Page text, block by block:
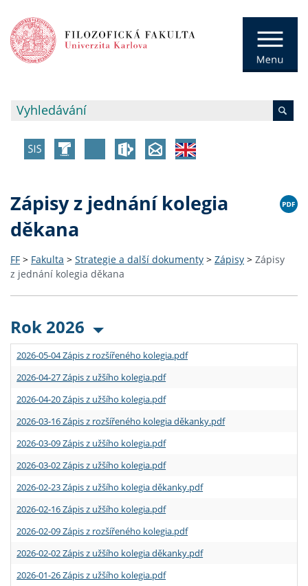
Zápisy z jednání kolegia
děkana
FF > Fakulta > Strategie a další dokumenty > Zápisy > Zápisy
z jednání kolegia děkana
Rok 2026
2026-05-04 Zápis z rozšířeného kolegia.pdf
2026-04-27 Zápis z užšího kolegia.pdf
2026-04-20 Zápis z užšího kolegia.pdf
2026-03-16 Zápis z rozšířeného kolegia děkanky.pdf
2026-03-09 Zápis z užšího kolegia.pdf
2026-03-02 Zápis z užšího kolegia.pdf
2026-02-23 Zápis z užšího kolegia děkanky.pdf
2026-02-16 Zápis z užšího kolegia.pdf
2026-02-09 Zápis z rozšířeného kolegia.pdf
2026-02-02 Zápis z užšího kolegia děkanky.pdf
2026-01-26 Zápis z užšího kolegia.pdf